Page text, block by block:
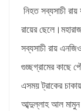
নিহত সব্যসাচী
রায়ের ছেলে।
সব্যসাচী রায়
গুচ্ছগ্রামের কাছে
এসময় ট্রাকের
আব্দুল্লাহ আল মামুন